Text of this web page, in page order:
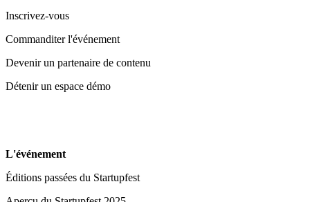
Inscrivez-vous
Commanditer l'événement
Devenir un partenaire de contenu
Détenir un espace démo
L'événement
Éditions passées du Startupfest